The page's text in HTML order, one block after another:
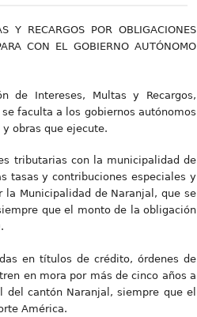
Y RECARGOS POR OBLIGACIONES
CON EL GOBIERNO AUTÓNOMO
de Intereses, Multas y Recargos,
faculta a los gobiernos autónomos
obras que ejecute.
tributarias con la municipalidad de
tasas y contribuciones especiales y
Municipalidad de Naranjal, que se
que el monto de la obligación
en títulos de crédito, órdenes de
en mora por más de cinco años a
cantón Naranjal, siempre que el
América.